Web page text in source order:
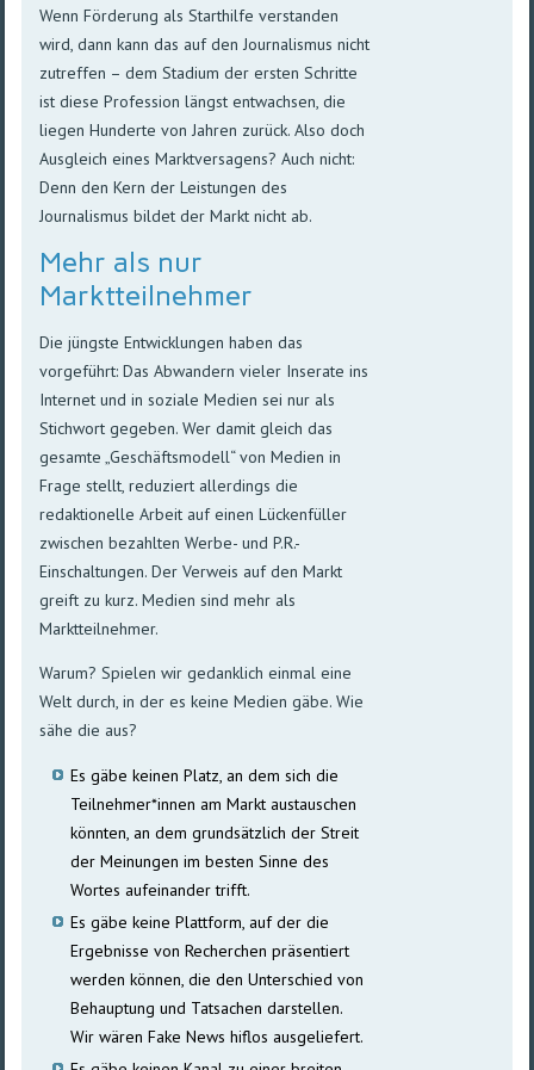
Wenn Förderung als Starthilfe verstanden
wird, dann kann das auf den Journalismus nicht
zutreffen – dem Stadium der ersten Schritte
ist diese Profession längst entwachsen, die
liegen Hunderte von Jahren zurück. Also doch
Ausgleich eines Marktversagens? Auch nicht:
Denn den Kern der Leistungen des
Journalismus bildet der Markt nicht ab.
Mehr als nur
Marktteilnehmer
Die jüngste Entwicklungen haben das
vorgeführt: Das Abwandern vieler Inserate ins
Internet und in soziale Medien sei nur als
Stichwort gegeben. Wer damit gleich das
gesamte „Geschäftsmodell“ von Medien in
Frage stellt, reduziert allerdings die
redaktionelle Arbeit auf einen Lückenfüller
zwischen bezahlten Werbe- und P.R.-
Einschaltungen. Der Verweis auf den Markt
greift zu kurz. Medien sind mehr als
Marktteilnehmer.
Warum? Spielen wir gedanklich einmal eine
Welt durch, in der es keine Medien gäbe. Wie
sähe die aus?
Es gäbe keinen Platz, an dem sich die
Teilnehmer*innen am Markt austauschen
könnten, an dem grundsätzlich der Streit
der Meinungen im besten Sinne des
Wortes aufeinander trifft.
Es gäbe keine Plattform, auf der die
Ergebnisse von Recherchen präsentiert
werden können, die den Unterschied von
Behauptung und Tatsachen darstellen.
Wir wären Fake News hiflos ausgeliefert.